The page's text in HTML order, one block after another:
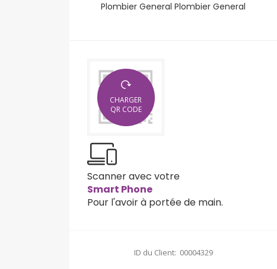
Plombier General Plombier General
CHARGER
QR CODE
Scanner avec votre
Smart Phone
Pour l'avoir à portée de main.
ID du Client: 00004329